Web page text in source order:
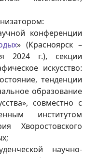
конференции
» (Красноярск –
2024 г.), секции
искусство:
тенденции
образование
совместно с
институтом
Хворостовского
научно-